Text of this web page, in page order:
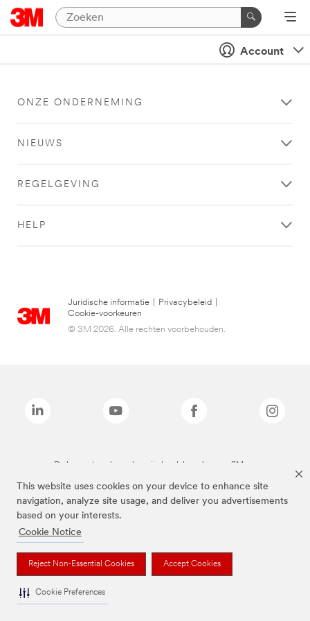
This website uses cookies on your device to enhance site
navigation, analyze site usage, and deliver you advertisements
based on your interests.
Cookie Notice
Reject Non-Essential Cookies Accept Cookies
Cookie Preferences
Account
ONZE ONDERNEMING
NIEUWS
REGELGEVING
HELP
Juridische informatie Privacybeleid
Cookie-voorkeuren
© 3M 2026. Alle rechten voorbehouden.
De bovenstaande merken zijn handelsmerken van 3M.we